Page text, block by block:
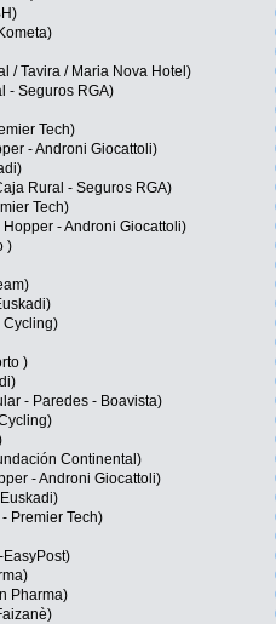
/ Tavira / Maria Nova Hotel)
- Seguros RGA)
Tech)
- Androni Giocattoli)
Rural - Seguros RGA)
Tech)
- Androni Giocattoli)
)
Cycling)
)
- Paredes - Boavista)
Continental)
- Androni Giocattoli)
Premier Tech)
EasyPost)
Pharma)